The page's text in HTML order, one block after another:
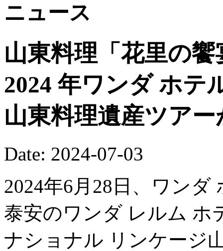
ニュース
山東料理「花里の
2024 年ワンダ ホテ
山東料理遺産ツア
Date: 2024-07-03
2024年6月28日、ワン
泰安のワンダ レルム ホ
ナショナル リンケージ